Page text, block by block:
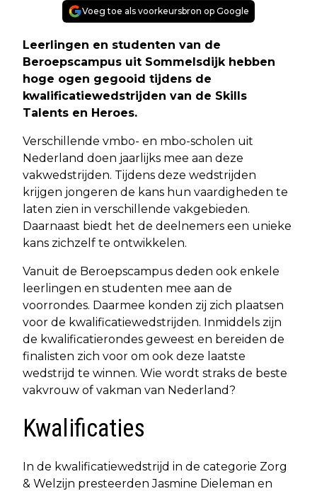
Voeg toe als voorkeursbron op Google
Leerlingen en studenten van de
Beroepscampus uit Sommelsdijk hebben
hoge ogen gegooid tijdens de
kwalificatiewedstrijden van de Skills
Talents en Heroes.
Verschillende vmbo- en mbo-scholen uit
Nederland doen jaarlijks mee aan deze
vakwedstrijden. Tijdens deze wedstrijden
krijgen jongeren de kans hun vaardigheden te
laten zien in verschillende vakgebieden.
Daarnaast biedt het de deelnemers een unieke
kans zichzelf te ontwikkelen.
Vanuit de Beroepscampus deden ook enkele
leerlingen en studenten mee aan de
voorrondes. Daarmee konden zij zich plaatsen
voor de kwalificatiewedstrijden. Inmiddels zijn
de kwalificatierondes geweest en bereiden de
finalisten zich voor om ook deze laatste
wedstrijd te winnen. Wie wordt straks de beste
vakvrouw of vakman van Nederland?
Kwalificaties
In de kwalificatiewedstrijd in de categorie Zorg
& Welzijn presteerden Jasmine Dieleman en